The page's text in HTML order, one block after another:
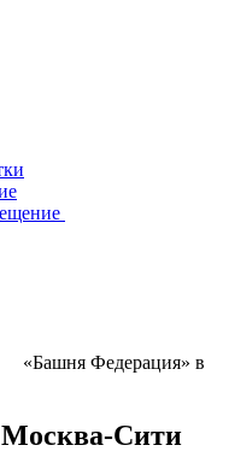
«Башня Федерация» в
Сити